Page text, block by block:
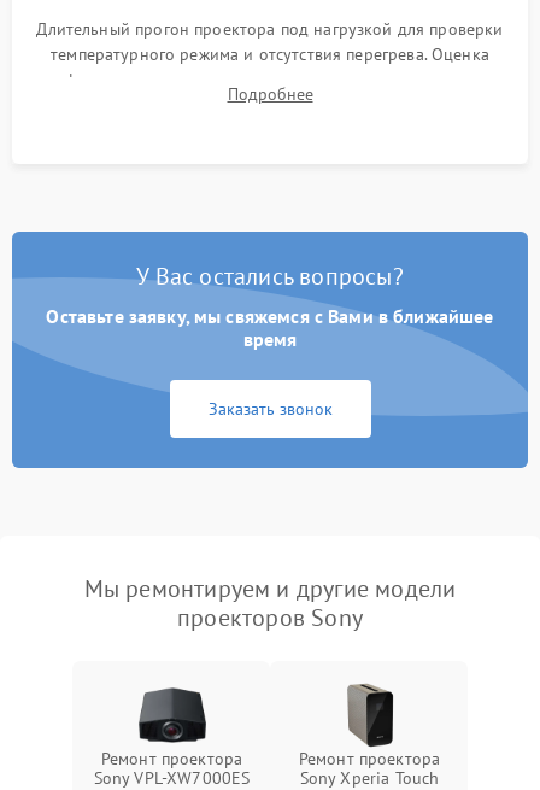
Длительный прогон проектора под нагрузкой для проверки
температурного режима и отсутствия перегрева. Оценка
фокуса, контрастности и цветопередачи на тестовых
таблицах. Проверка работы всех видеовходов и кнопок
Подробнее
У Вас остались вопросы?
Оставьте заявку, мы свяжемся с Вами в ближайшее
время
Заказать звонок
Мы ремонтируем и другие модели
проекторов Sony
Ремонт проектора
Sony VPL-XW7000ES
Ремонт проектора
Sony Xperia Touch